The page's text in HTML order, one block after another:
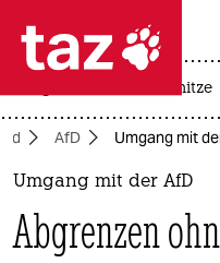
 taz
taz
themen
politik
hitze
AfD Umgang mit
Umgang mit der AfD
Abgrenzen